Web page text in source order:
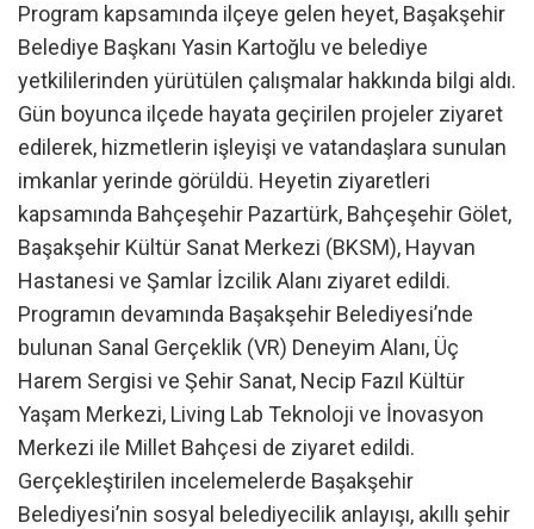
Program kapsamında ilçeye gelen heyet, Başakşehir
Belediye Başkanı Yasin Kartoğlu ve belediye
yetkililerinden yürütülen çalışmalar hakkında bilgi aldı.
Gün boyunca ilçede hayata geçirilen projeler ziyaret
edilerek, hizmetlerin işleyişi ve vatandaşlara sunulan
imkanlar yerinde görüldü. Heyetin ziyaretleri
kapsamında Bahçeşehir Pazartürk, Bahçeşehir Gölet,
Başakşehir Kültür Sanat Merkezi (BKSM), Hayvan
Hastanesi ve Şamlar İzcilik Alanı ziyaret edildi.
Programın devamında Başakşehir Belediyesi’nde
bulunan Sanal Gerçeklik (VR) Deneyim Alanı, Üç
Harem Sergisi ve Şehir Sanat, Necip Fazıl Kültür
Yaşam Merkezi, Living Lab Teknoloji ve İnovasyon
Merkezi ile Millet Bahçesi de ziyaret edildi.
Gerçekleştirilen incelemelerde Başakşehir
Belediyesi’nin sosyal belediyecilik anlayışı, akıllı şehir